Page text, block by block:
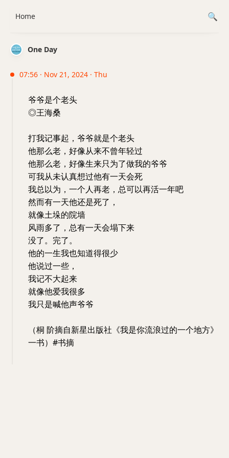
One Day
07:56 · Nov 21, 2024 · Thu
爷爷是个老头
◎王海桑
打我记事起，爷爷就是个老头
他那么老，好像从来不曾年轻过
他那么老，好像生来只为了做我的爷爷
可我从未认真想过他有一天会死
我总以为，一个人再老，总可以再活一年吧
然而有一天他还是死了，
就像土垛的院墙
风雨多了，总有一天会塌下来
没了。完了。
他的一生我也知道得很少
他说过一些，
我记不大起来
就像他爱我很多
我只是喊他声爷爷
（桐 阶摘自新星出版社《我是你流浪过的一个地方》
一书）#书摘
Home